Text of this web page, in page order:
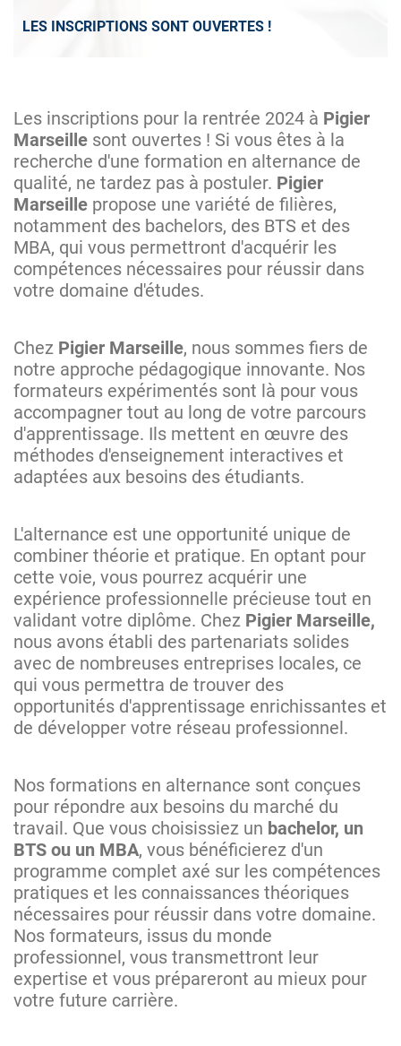
LES INSCRIPTIONS SONT OUVERTES !
Les inscriptions pour la rentrée 2024 à Pigier
Marseille sont ouvertes ! Si vous êtes à la
recherche d'une formation en alternance de
qualité, ne tardez pas à postuler. Pigier
Marseille propose une variété de filières,
notamment des bachelors, des BTS et des
MBA, qui vous permettront d'acquérir les
compétences nécessaires pour réussir dans
votre domaine d'études.
Chez Pigier Marseille, nous sommes fiers de
notre approche pédagogique innovante. Nos
formateurs expérimentés sont là pour vous
accompagner tout au long de votre parcours
d'apprentissage. Ils mettent en œuvre des
méthodes d'enseignement interactives et
adaptées aux besoins des étudiants.
L'alternance est une opportunité unique de
combiner théorie et pratique. En optant pour
cette voie, vous pourrez acquérir une
expérience professionnelle précieuse tout en
validant votre diplôme. Chez Pigier Marseille,
nous avons établi des partenariats solides
avec de nombreuses entreprises locales, ce
qui vous permettra de trouver des
opportunités d'apprentissage enrichissantes et
de développer votre réseau professionnel.
Nos formations en alternance sont conçues
pour répondre aux besoins du marché du
travail. Que vous choisissiez un bachelor, un
BTS ou un MBA, vous bénéficierez d'un
programme complet axé sur les compétences
pratiques et les connaissances théoriques
nécessaires pour réussir dans votre domaine.
Nos formateurs, issus du monde
professionnel, vous transmettront leur
expertise et vous prépareront au mieux pour
votre future carrière.